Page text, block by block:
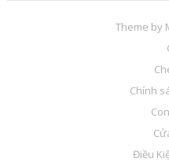
Theme by
Chính
Điều